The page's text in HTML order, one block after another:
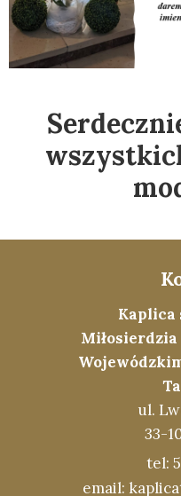
tel:
Kaplica
Miłosierdzia
ul.
33-
email: